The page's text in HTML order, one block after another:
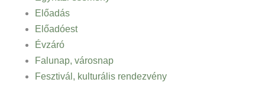
Előadás
Előadóest
Évzáró
Falunap, városnap
Fesztivál, kulturális rendezvény